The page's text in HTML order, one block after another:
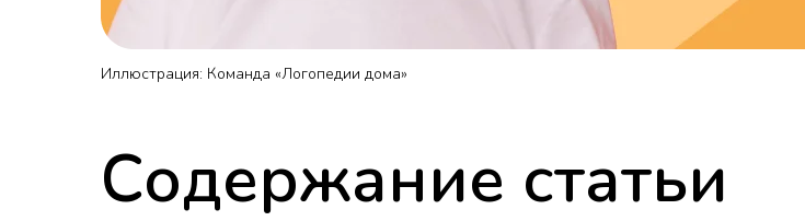
Иллюстрация: Команда «Логопедии дома»
Содержание статьи